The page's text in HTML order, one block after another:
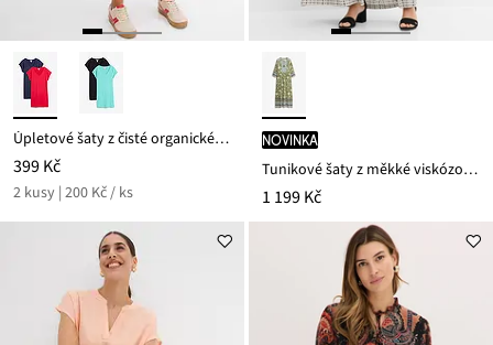
Úpletové šaty z čisté organické bavlny (2 ks v balení)
399 Kč
2 kusy | 200 Kč / ks
novinka
Tunikové šaty z měkké viskózové směsi
1 199 Kč